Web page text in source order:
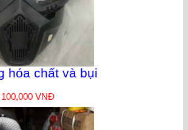
hóa chất và bụi
VNĐ